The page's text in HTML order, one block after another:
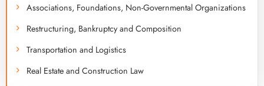
Associations, Foundations, Non-Governmental Organizations
Restructuring, Bankruptcy and Composition
Transportation and Logistics
Real Estate and Construction Law